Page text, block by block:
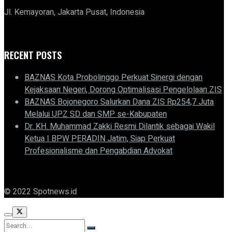
Jl. Kemayoran, Jakarta Pusat, Indonesia
RECENT POSTS
BAZNAS Kota Probolinggo Perkuat Sinergi dengan
Kejaksaan Negeri, Dorong Optimalisasi Pengelolaan ZIS
BAZNAS Bojonegoro Salurkan Dana ZIS Rp254,7 Juta
Melalui UPZ SD dan SMP se-Kabupaten
Dr. KH. Muhammad Zakki Resmi Dilantik sebagai Wakil
Ketua I BPW PERADIN Jatim, Siap Perkuat
Profesionalisme dan Pengabdian Advokat
© 2022 Spotnews.id